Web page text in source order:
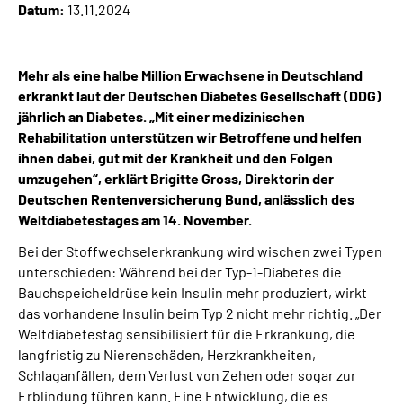
Online-Services
Inhalte in Gebärdensprache (DGS)
Leichte Sprache
Mein Kundenportal
Datum: 13.11.2024
Mehr als eine halbe Million Erwachsene in Deutschland
erkrankt laut der Deutschen Diabetes Gesellschaft (DDG)
jährlich an Diabetes. „Mit einer medizinischen
Rehabilitation unterstützen wir Betroffene und helfen
ihnen dabei, gut mit der Krankheit und den Folgen
umzugehen“, erklärt Brigitte Gross, Direktorin der
Deutschen Rentenversicherung Bund, anlässlich des
Weltdiabetestages am 14. November.
Bei der Stoffwechselerkrankung wird wischen zwei Typen
unterschieden: Während bei der Typ-1-Diabetes die
Bauchspeicheldrüse kein Insulin mehr produziert, wirkt
das vorhandene Insulin beim Typ 2 nicht mehr richtig. „Der
Weltdiabetestag sensibilisiert für die Erkrankung, die
langfristig zu Nierenschäden, Herzkrankheiten,
Schlaganfällen, dem Verlust von Zehen oder sogar zur
Erblindung führen kann. Eine Entwicklung, die es